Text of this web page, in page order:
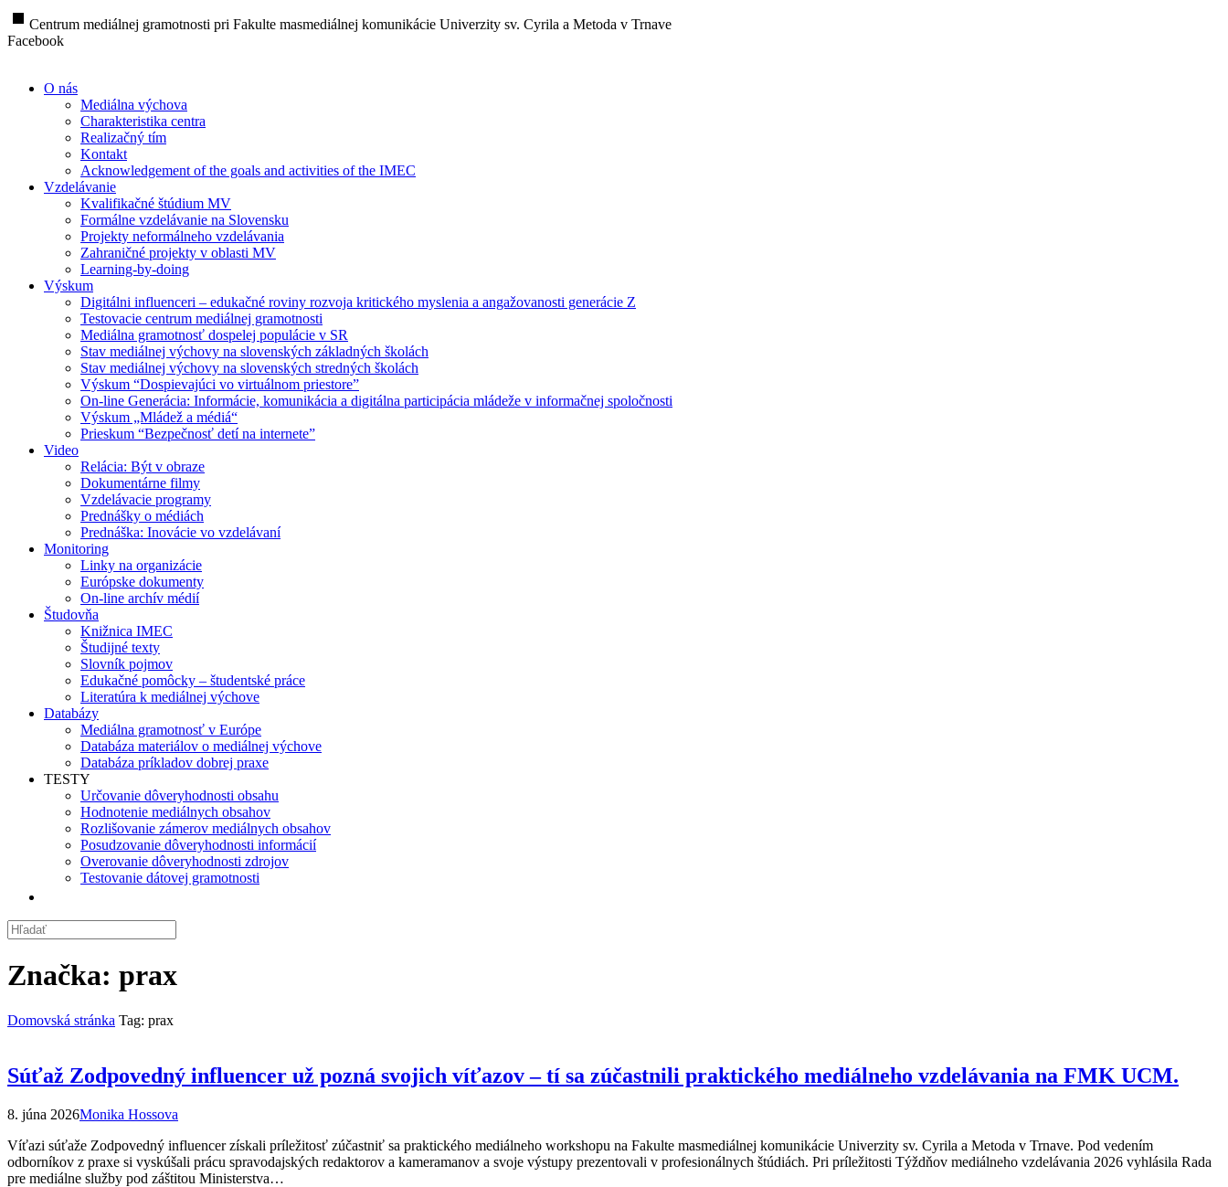
stop Centrum mediálnej gramotnosti pri Fakulte masmediálnej komunikácie Univerzity sv. Cyrila a Metoda v Trnave
Facebook
O nás
Mediálna výchova
Charakteristika centra
Realizačný tím
Kontakt
Acknowledgement of the goals and activities of the IMEC
Vzdelávanie
Kvalifikačné štúdium MV
Formálne vzdelávanie na Slovensku
Projekty neformálneho vzdelávania
Zahraničné projekty v oblasti MV
Learning-by-doing
Výskum
Digitálni influenceri – edukačné roviny rozvoja kritického myslenia a angažovanosti generácie Z
Testovacie centrum mediálnej gramotnosti
Mediálna gramotnosť dospelej populácie v SR
Stav mediálnej výchovy na slovenských základných školách
Stav mediálnej výchovy na slovenských stredných školách
Výskum “Dospievajúci vo virtuálnom priestore”
On-line Generácia: Informácie, komunikácia a digitálna participácia mládeže v informačnej spoločnosti
Výskum „Mládež a médiá“
Prieskum “Bezpečnosť detí na internete”
Video
Relácia: Být v obraze
Dokumentárne filmy
Vzdelávacie programy
Prednášky o médiách
Prednáška: Inovácie vo vzdelávaní
Monitoring
Linky na organizácie
Európske dokumenty
On-line archív médií
Študovňa
Knižnica IMEC
Študijné texty
Slovník pojmov
Edukačné pomôcky – študentské práce
Literatúra k mediálnej výchove
Databázy
Mediálna gramotnosť v Európe
Databáza materiálov o mediálnej výchove
Databáza príkladov dobrej praxe
TESTY
Určovanie dôveryhodnosti obsahu
Hodnotenie mediálnych obsahov
Rozlišovanie zámerov mediálnych obsahov
Posudzovanie dôveryhodnosti informácií
Overovanie dôveryhodnosti zdrojov
Testovanie dátovej gramotnosti
Značka: prax
Domovská stránka Tag: prax
Súťaž Zodpovedný influencer už pozná svojich víťazov – tí sa zúčastnili praktického mediálneho vzdelávania na FMK UCM.
8. júna 2026Monika Hossova
Víťazi súťaže Zodpovedný influencer získali príležitosť zúčastniť sa praktického mediálneho workshopu na Fakulte masmediálnej komunikácie Univerzity sv. Cyrila a Metoda v Trnave. Pod vedením
odborníkov z praxe si vyskúšali prácu spravodajských redaktorov a kameramanov a svoje výstupy prezentovali v profesionálnych štúdiách. Pri príležitosti Týždňov mediálneho vzdelávania 2026 vyhlásila Rada
pre mediálne služby pod záštitou Ministerstva…